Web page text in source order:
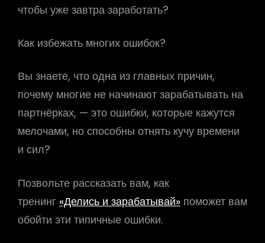
чтобы уже завтра заработать?
Как избежать многих ошибок?
Вы знаете, что одна из главных причин,
почему многие не начинают зарабатывать на
партнёрках, — это ошибки, которые кажутся
мелочами, но способны отнять кучу времени
и сил?
Позвольте рассказать вам, как
тренинг «Делись и зарабатывай» поможет вам
обойти эти типичные ошибки.